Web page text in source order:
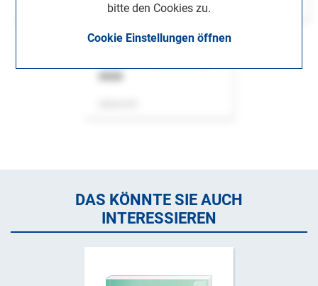
bitte den Cookies zu.
Cookie Einstellungen öffnen
DAS KÖNNTE SIE AUCH
INTERESSIEREN